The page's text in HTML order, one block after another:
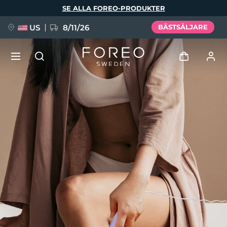
SE ALLA FOREO-PRODUKTER
US 8/11/26 BÄSTSÄLJARE
Logga in
Användarprofil
Mina enheter
Mina beställningar
Mina adresser
Mina prenumerationer
NYHET
FAQ™ Pure Beauty-Tech Elixir
BREAKING NEWS
issa™ Teeth Whitening Set
Språk
English Deutsch
Español
Français
Italiano
Português
Polski
Svenska
Русский
Türkçe
简体中文 繁體中文